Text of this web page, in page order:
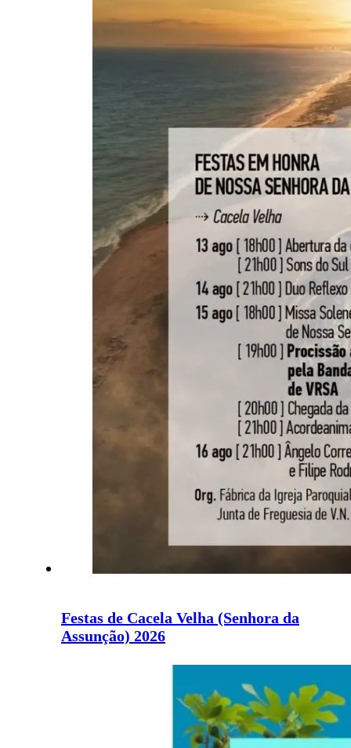
Festas de Cacela Velha (Senhora da
Assunção) 2026